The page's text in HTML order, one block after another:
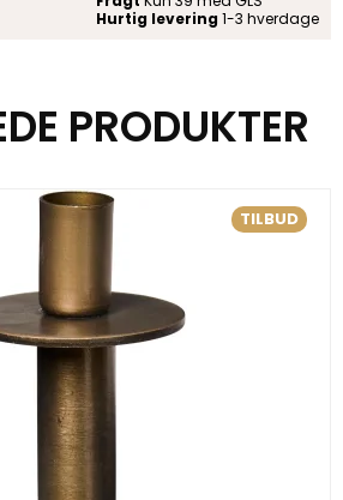
Hurtig levering 1-3 hverdage
PRODUKTER
TILBUD